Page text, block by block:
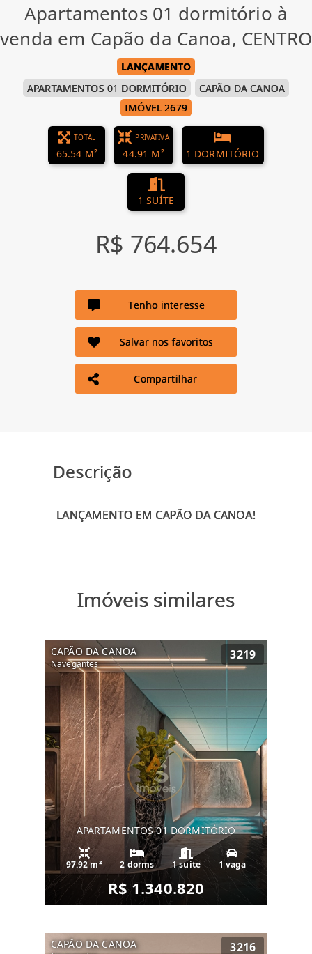
Apartamentos 01 dormitório à
venda em Capão da Canoa, CENTRO
LANÇAMENTO
APARTAMENTOS 01 DORMITÓRIO
CAPÃO DA CANOA
IMÓVEL 2679
TOTAL
65.54 M²
PRIVATIVA
44.91 M² 1 DORMITÓRIO
1 SUÍTE
R$ 764.654
Tenho interesse
Salvar nos favoritos
Compartilhar
Descrição
LANÇAMENTO EM CAPÃO DA CANOA!
Imóveis similares
CAPÃO DA CANOA
Navegantes
3219
APARTAMENTOS 01 DORMITÓRIO
97.92 m² 2 dorms 1 suíte 1 vaga
R$ 1.340.820
CAPÃO DA CANOA 3216